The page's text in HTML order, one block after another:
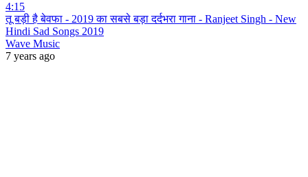
4:15
तू बड़ी है बेवफा - 2019 का सबसे बड़ा दर्दभरा गाना - Ranjeet Singh - New
Hindi Sad Songs 2019
Wave Music
7 years ago